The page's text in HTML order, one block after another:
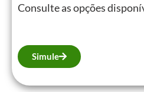
Consulte as opções
Simule